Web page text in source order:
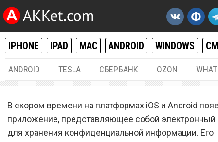
IPHONE IPAD MAC ANDROID WINDOWS
ANDROID TESLA СБЕРБАНК OZON
«Сбербанк» работает над
собственным кошельком
В скором времени на платформах iOS и Android
приложение, представляющее собой электронный
для хранения конфиденциальной информации. Его